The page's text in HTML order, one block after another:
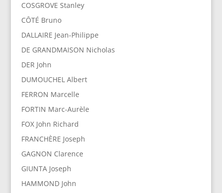
COSGROVE Stanley
CÔTÉ Bruno
DALLAIRE Jean-Philippe
DE GRANDMAISON Nicholas
DER John
DUMOUCHEL Albert
FERRON Marcelle
FORTIN Marc-Aurèle
FOX John Richard
FRANCHÈRE Joseph
GAGNON Clarence
GIUNTA Joseph
HAMMOND John